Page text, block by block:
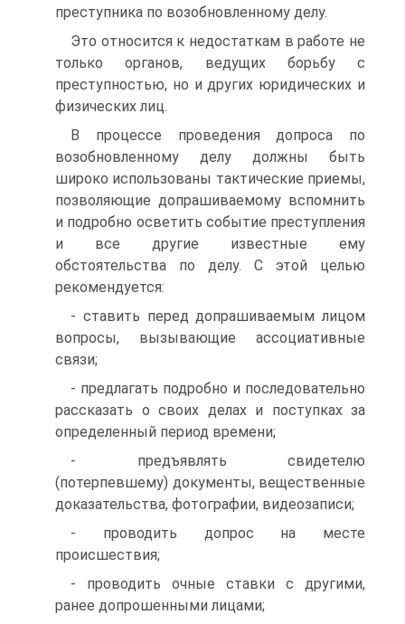
преступника по возобновленному делу.
Это относится к недостаткам в работе не
только органов, ведущих борьбу с
преступностью, но и других юридических и
физических лиц.
В процессе проведения допроса по
возобновленному делу должны быть
широко использованы тактические приемы,
позволяющие допрашиваемому вспомнить
и подробно осветить событие преступления
и все другие известные ему
обстоятельства по делу. С этой целью
рекомендуется:
- ставить перед допрашиваемым лицом
вопросы, вызывающие ассоциативные
связи;
- предлагать подробно и последовательно
рассказать о своих делах и поступках за
определенный период времени;
- предъявлять свидетелю
(потерпевшему) документы, вещественные
доказательства, фотографии, видеозаписи;
- проводить допрос на месте
происшествия;
- проводить очные ставки с другими,
ранее допрошенными лицами;